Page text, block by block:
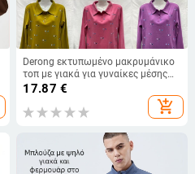
Derong εκτυπωμένο μακρυμάνικο
τοπ με γιακά για γυναίκες μέσης
ηλικίας, άνοιξη-φθινόπωρο, casual
17.87 €
add_shopping_cart